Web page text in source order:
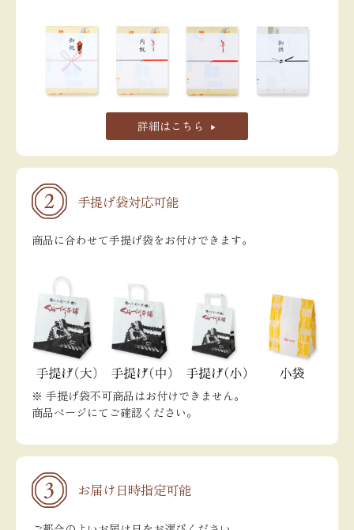
詳細はこちら
手提げ袋対応可能
商品に合わせて手提げ袋をお付けできます。
※ 手提げ袋不可商品はお付けできません。
商品ページにてご確認ください。
お届け日時指定可能